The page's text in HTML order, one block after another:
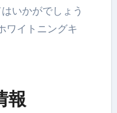
いかがでしょう
ワイトニングキ
報